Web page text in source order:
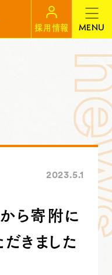
採用情報 MENU
2023.5.1
ら寄附に
きました